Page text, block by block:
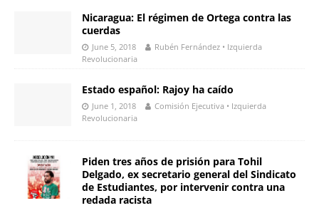
Nicaragua: El régimen de Ortega contra las
cuerdas
June 5, 2018
Rubén Fernández • Izquierda
Revolucionaria
Estado español: Rajoy ha caído
June 1, 2018
Comisión Ejecutiva • Izquierda
Revolucionaria
Piden tres años de prisión para Tohil
Delgado, ex secretario general del Sindicato
de Estudiantes, por intervenir contra una
redada racista